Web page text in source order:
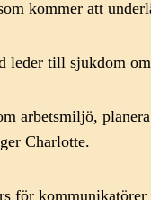
kommer att
leder till sjukdom
arbetsmiljö,
Charlotte.
för